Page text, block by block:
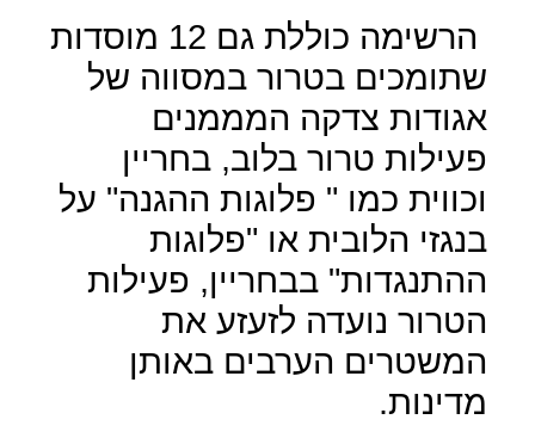
הרשימה כוללת גם 12 מוסדות
שתומכים בטרור במסווה של
אגודות צדקה המממנים
פעילות טרור בלוב, בחריין
וכווית כמו " פלוגות ההגנה" על
בנגזי הלובית או "פלוגות
ההתנגדות" בבחריין, פעילות
הטרור נועדה לזעזע את
המשטרים הערבים באותן
מדינות.